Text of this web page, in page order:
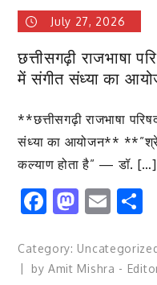
July 27, 2026
छत्तीसगढ़ी राजभाषा
में संगीत संध्या का
**छत्तीसगढ़ी राजभाषा
संध्या का आयोजन**
कल्याण होता है” — डॉ. […]
Facebook
Category:
by Amit Mishra -